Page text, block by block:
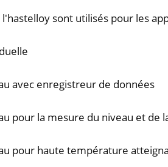
sont utilisés pour les
avec enregistreur de données
pour la mesure du niveau et de
pour haute température